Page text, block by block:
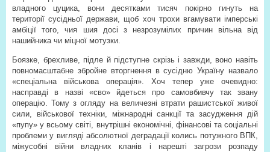
владного цуцика, вони десятками тисяч покірно гинуть на
території сусідньої держави, щоб хоч трохи вгамувати імперські
амбіції того, чия шия досі з незрозумілих причин вільна від
нашийника чи міцної мотузки.
Боязке, брехливе, підле й підступне скрізь і завжди, воно навіть
повномасштабне збройне вторгнення в сусідню Україну назвало
«спеціальна військова операція». Хоч тепер уже очевидно:
насправді в назві «сво» йдеться про самовбивчу так звану
операцію. Тому з огляду на величезні втрати рашистської живої
сили, військової техніки, міжнародні санкції та засудження дій
«пупу» у всьому світі, внутрішні економічні, фінансові та соціальні
проблеми у вигляді абсолютної деградації колись потужного ВПК,
міжусобні війни владних кланів і нарешті загрози розпаду